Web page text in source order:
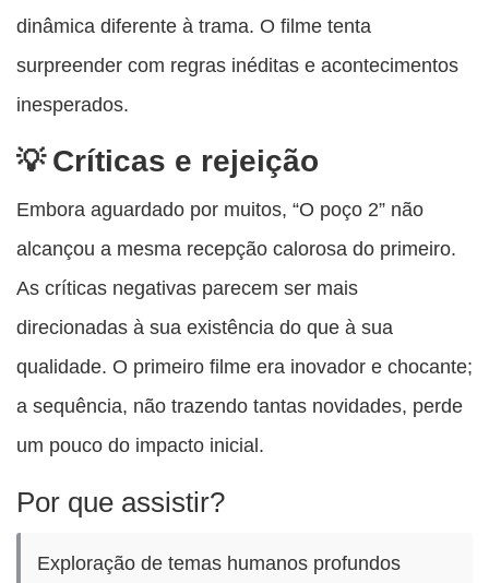
dinâmica diferente à trama. O filme tenta
surpreender com regras inéditas e acontecimentos
inesperados.
Críticas e rejeição
Embora aguardado por muitos, “O poço 2” não
alcançou a mesma recepção calorosa do primeiro.
As críticas negativas parecem ser mais
direcionadas à sua existência do que à sua
qualidade. O primeiro filme era inovador e chocante;
a sequência, não trazendo tantas novidades, perde
um pouco do impacto inicial.
Por que assistir?
Exploração de temas humanos profundos